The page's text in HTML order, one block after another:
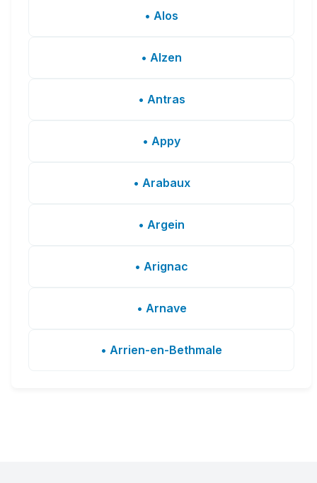
• Alos
• Alzen
• Antras
• Appy
• Arabaux
• Argein
• Arignac
• Arnave
• Arrien-en-Bethmale